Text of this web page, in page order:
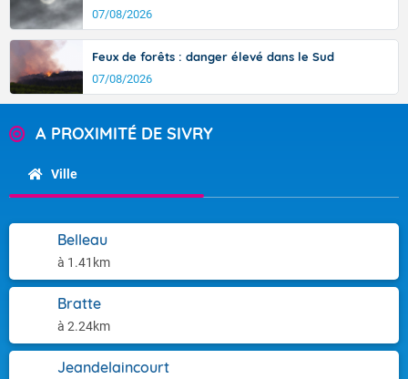
07/08/2026
Feux de forêts : danger élevé dans le Sud
07/08/2026
A PROXIMITÉ DE SIVRY
Ville
Belleau
à 1.41km
Bratte
à 2.24km
Jeandelaincourt